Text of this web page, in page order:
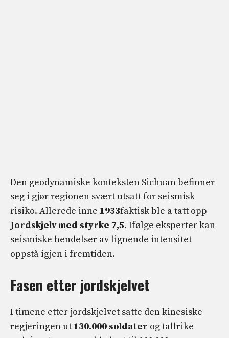
Den geodynamiske konteksten Sichuan befinner
seg i gjør regionen svært utsatt for seismisk
risiko. Allerede inne 1933faktisk ble a tatt opp
Jordskjelv med styrke 7,5. Ifølge eksperter kan
seismiske hendelser av lignende intensitet
oppstå igjen i fremtiden.
Fasen etter jordskjelvet
I timene etter jordskjelvet satte den kinesiske
regjeringen ut 130.000 soldater og tallrike